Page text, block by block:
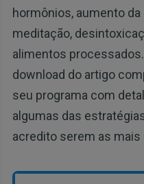
hormônios, aumento
meditação,
alimentos
download do artigo
seu programa com
algumas das
acredito serem as